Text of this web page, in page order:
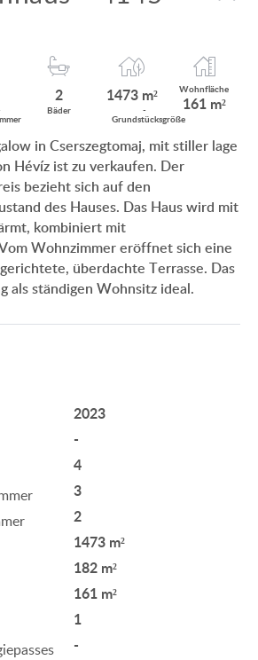
2
Bäder
1473 m²
Grund
­
stücksgröße
Wohnfläche
161 m²
in Cserszegtomaj, mit stiller lage
Hévíz ist zu verkaufen. Der
bezieht sich auf den
des Hauses. Das Haus wird mit
kombiniert mit
Wohnzimmer eröffnet sich eine
überdachte Terrasse. Das
als ständigen Wohnsitz ideal.
2023
-
4
3
2
1473 m²
182 m²
161 m²
1
-
AUF DEN BALATON
IN DER NÄHE
SCHWIMMBAD
NEUBAU
ALTEM BAUMBESTAND
IM GRÜNEN
IMMOBILIENKAUF
UND DATENSCHUTZ
IMPRESSUM
DE EN RU BE